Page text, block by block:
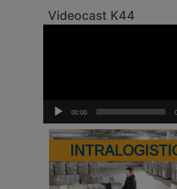
Videocast K44
00:00